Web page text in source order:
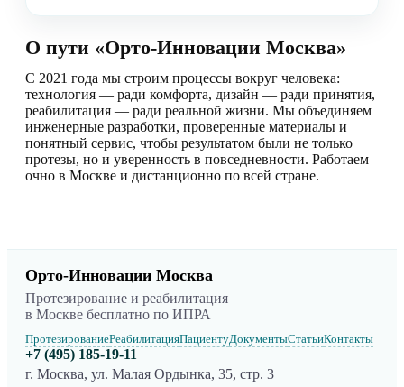
О пути «Орто-Инновации Москва»
С 2021 года мы строим процессы вокруг человека:
технология — ради комфорта, дизайн — ради принятия,
реабилитация — ради реальной жизни. Мы объединяем
инженерные разработки, проверенные материалы и
понятный сервис, чтобы результатом были не только
протезы, но и уверенность в повседневности. Работаем
очно в Москве и дистанционно по всей стране.
Орто-Инновации Москва
Протезирование и реабилитация
в Москве бесплатно по ИПРА
ПротезированиеРеабилитацияПациентуДокументыСтатьиКонтакты
+7 (495) 185-19-11
г. Москва, ул. Малая Ордынка, 35, стр. 3